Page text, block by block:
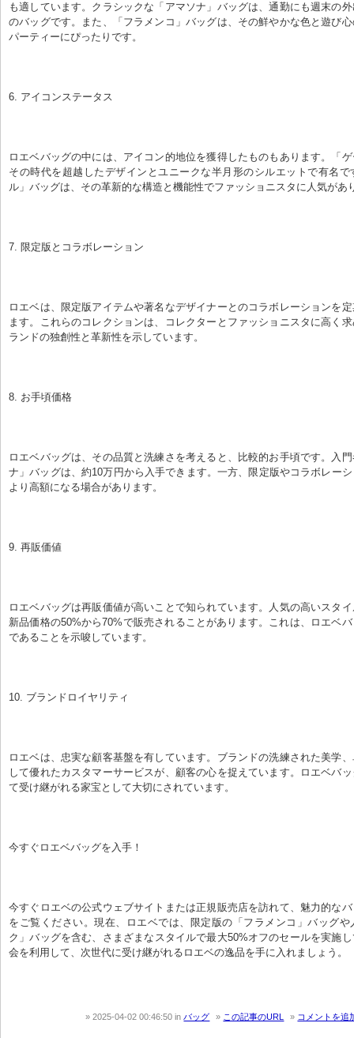
も適しています。クラシックな「アマソナ」バッグは、通勤にも週末の
のバッグです。また、「フラメンコ」バッグは、その鮮やかな色と遊び
パーティーにぴったりです。
6. アイコンステータス
ロエベバッグの中には、アイコン的地位を獲得したものもあります。「
その時代を超越したデザインとユニークな半月形のシルエットで有名で
ル」バッグは、その革新的な構造と機能性でファッショニスタに人気があ
7. 限定版とコラボレーション
ロエベは、限定版アイテムや著名なデザイナーとのコラボレーションを
ます。これらのコレクションは、コレクターとファッショニスタに高く
ランドの独創性と革新性を示しています。
8. お手頃価格
ロエベバッグは、その品質と洗練さを考えると、比較的お手頃です。入
ナ」バッグは、約10万円から入手できます。一方、限定版やコラボレー
より高額になる場合があります。
9. 再販価値
ロエベバッグは再販価値が高いことで知られています。人気の高いスタ
新品価格の50%から70%で販売されることがあります。これは、ロエベ
であることを示唆しています。
10. ブランドロイヤリティ
ロエベは、忠実な顧客基盤を有しています。ブランドの洗練された美学
して優れたカスタマーサービスが、顧客の心を捉えています。ロエベバ
て受け継がれる家宝として大切にされています。
今すぐロエベバッグを入手！
今すぐロエベの公式ウェブサイトまたは正規販売店を訪れて、魅力的な
をご覧ください。現在、ロエベでは、限定版の「フラメンコ」バッグや
ク」バッグを含む、さまざまなスタイルで最大50%オフのセールを実施
会を利用して、次世代に受け継がれるロエベの逸品を手に入れましょう。
2025-04-02 00:46:50inバッグ この記事のURL コメントを追